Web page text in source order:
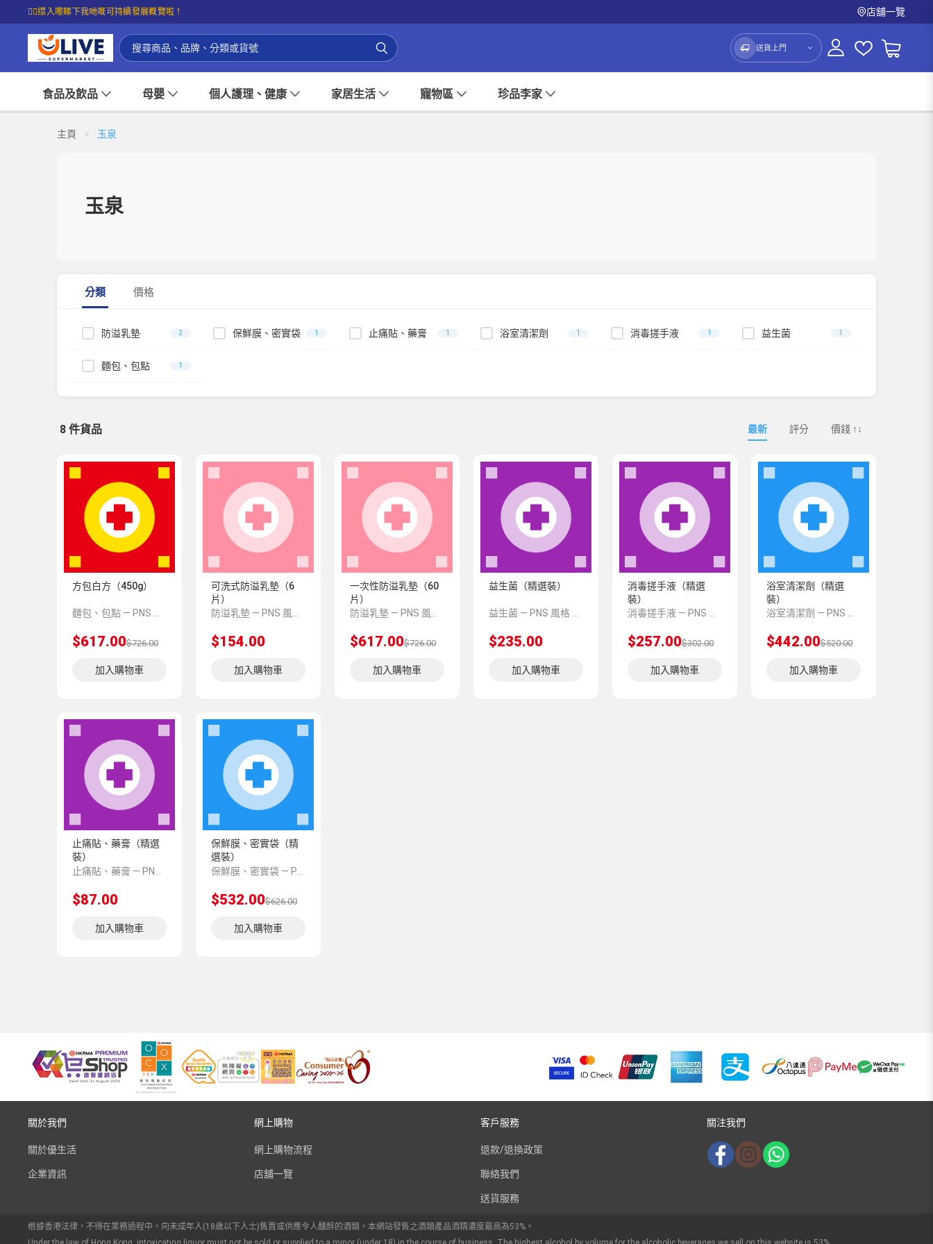
☝🏼㩒入嚟睇下我哋嘅可持續發展概覽啦！ 店舖一覽
送貨上門
食品及飲品 母嬰 個人護理、健康 家居生活 寵物區 珍品李家
主頁 > 玉泉
玉泉
分類 價格
防溢乳墊 2 保鮮膜、密實袋 1 止痛貼、藥膏 1 浴室清潔劑 1 消毒搓手液 1 益生菌 1
麵包、包點 1
8 件貨品 最新 評分 價錢 ↑↓
方包白方（450g）
$617.00$726.00
加入購物車
可洗式防溢乳墊（6
片）
$154.00
加入購物車
一次性防溢乳墊（60
片）
$617.00$726.00
加入購物車
益生菌（精選裝）
$235.00
加入購物車
消毒搓手液（精選
裝）
$257.00$302.00
加入購物車
浴室清潔劑（精選
裝）
$442.00$520.00
加入購物車
止痛貼、藥膏（精選
裝）
$87.00
加入購物車
保鮮膜、密實袋（精
選裝）
$532.00$626.00
加入購物車
關於我們
關於優生活
企業資訊
網上購物
網上購物流程
店舖一覽
客戶服務
退款/退換政策
聯絡我們
送貨服務
關注我們
根據香港法律，不得在業務過程中，向未成年人(18歲以下人士)售賣或供應令人醺醉的酒類。本網站發售之酒類產品酒精濃度最高為53%。